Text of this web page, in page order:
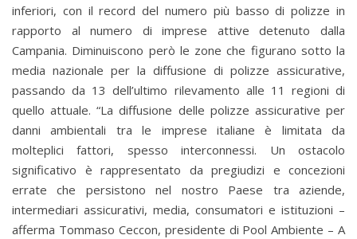
inferiori, con il record del numero più basso di polizze in
rapporto al numero di imprese attive detenuto dalla
Campania. Diminuiscono però le zone che figurano sotto la
media nazionale per la diffusione di polizze assicurative,
passando da 13 dell’ultimo rilevamento alle 11 regioni di
quello attuale. “La diffusione delle polizze assicurative per
danni ambientali tra le imprese italiane è limitata da
molteplici fattori, spesso interconnessi. Un ostacolo
significativo è rappresentato da pregiudizi e concezioni
errate che persistono nel nostro Paese tra aziende,
intermediari assicurativi, media, consumatori e istituzioni –
afferma Tommaso Ceccon, presidente di Pool Ambiente – A